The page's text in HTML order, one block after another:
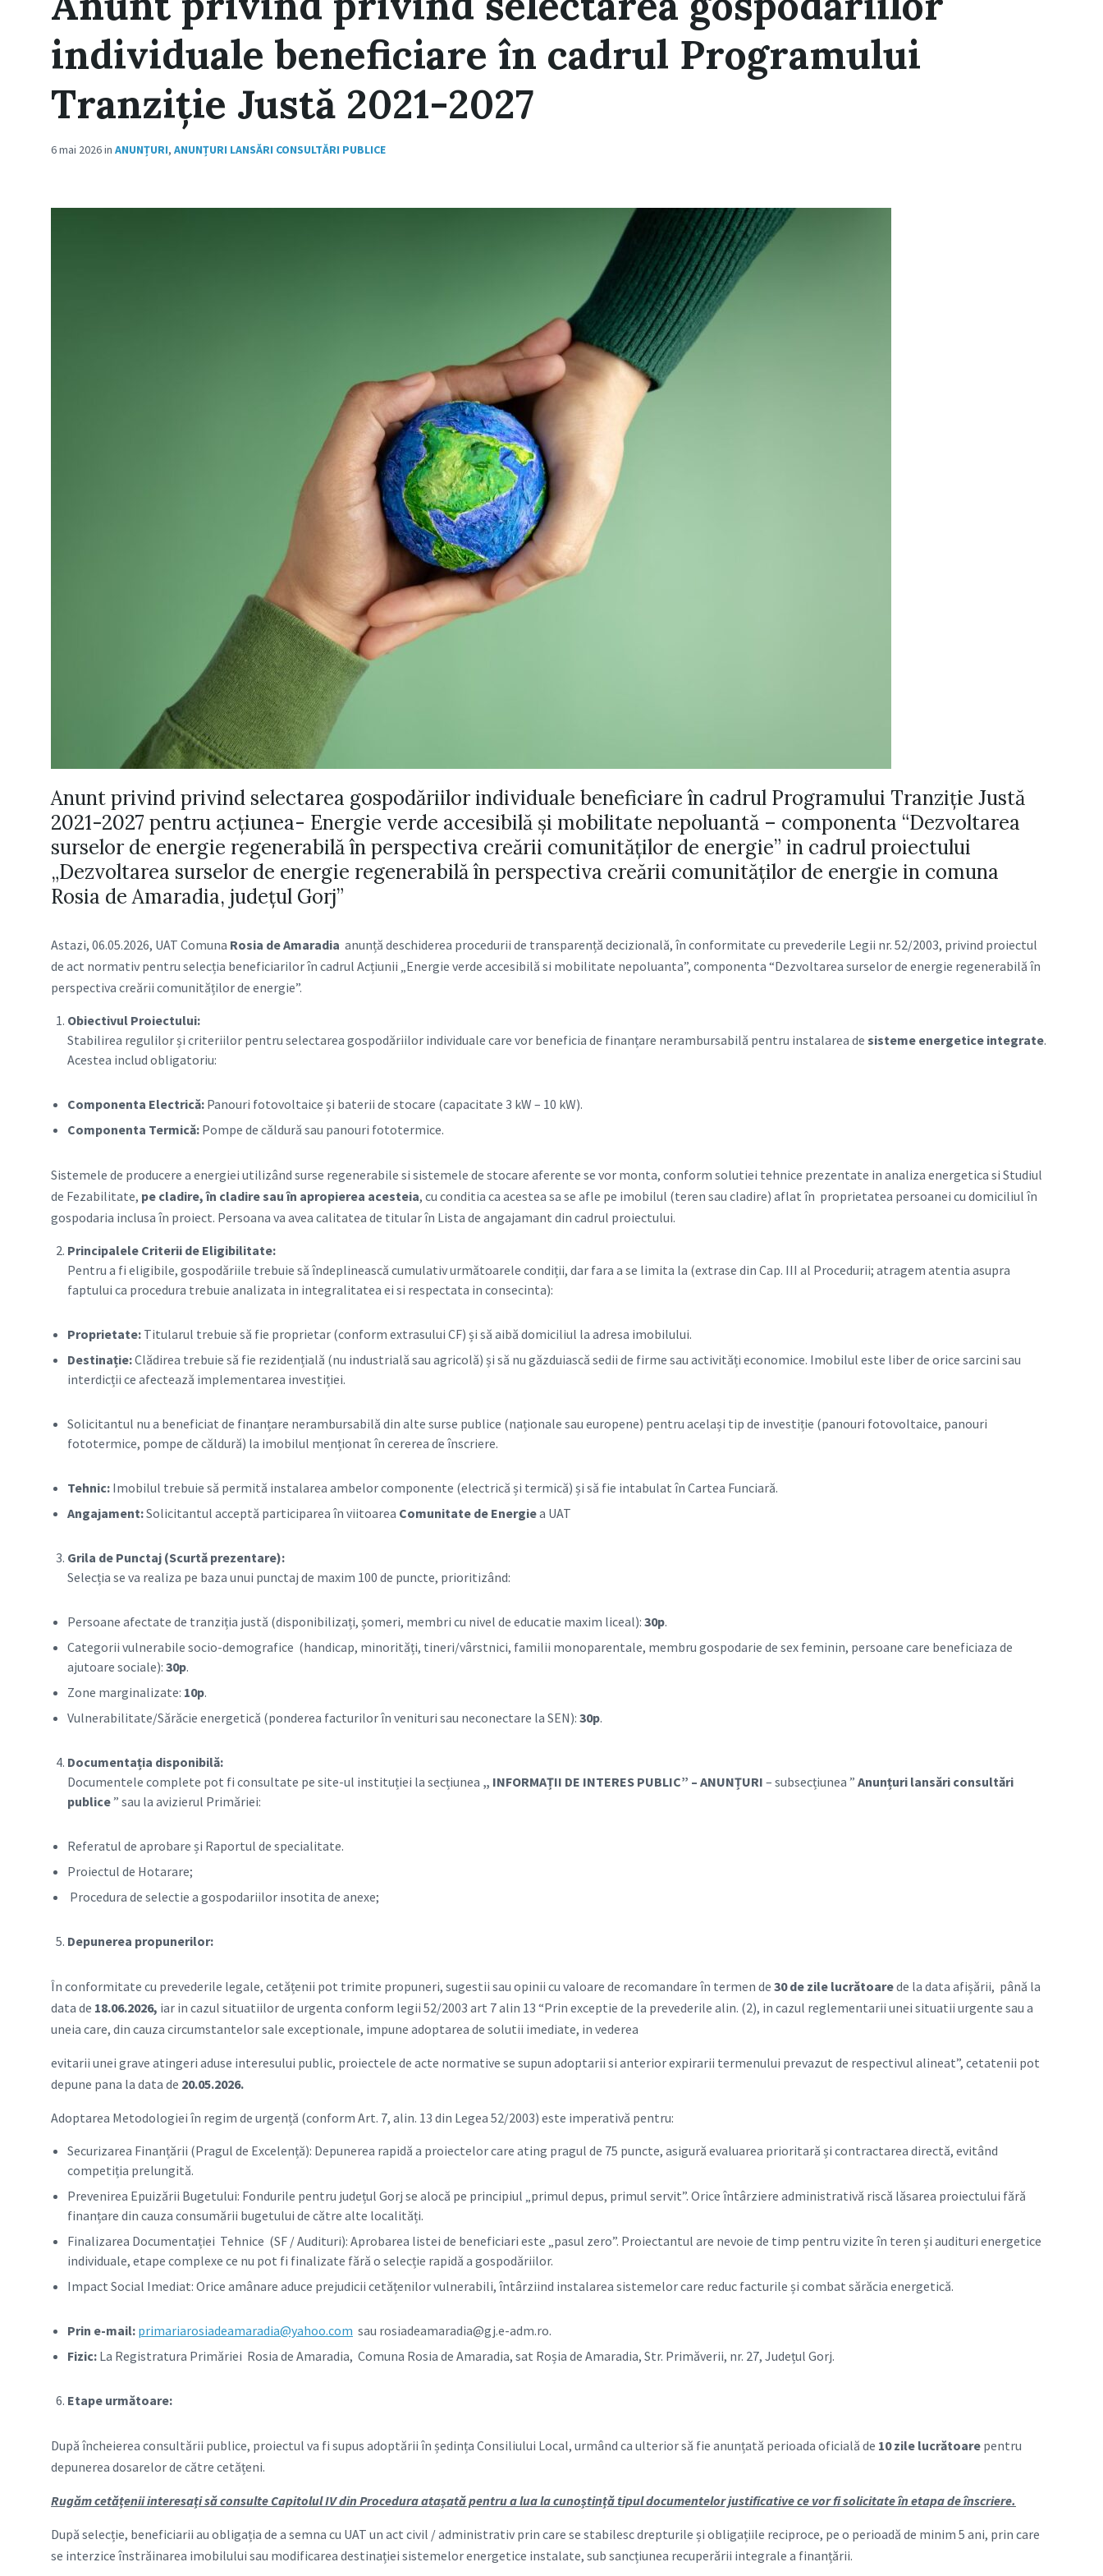
individuale beneficiare în cadrul Programului
Tranziție Justă 2021-2027
6 mai 2026in ANUNȚURI, ANUNȚURI LANSĂRI CONSULTĂRI PUBLICE
Anunt privind privind selectarea gospodăriilor individuale beneficiare în cadrul Programului Tranziție Justă
2021-2027 pentru acțiunea- Energie verde accesibilă și mobilitate nepoluantă – componenta “Dezvoltarea
surselor de energie regenerabilă în perspectiva creării comunităților de energie” in cadrul proiectului
„Dezvoltarea surselor de energie regenerabilă în perspectiva creării comunităților de energie in comuna
Rosia de Amaradia, județul Gorj”
Astazi, 06.05.2026, UAT Comuna Rosia de Amaradia anunță deschiderea procedurii de transparență decizională, în conformitate cu prevederile Legii nr. 52/2003, privind proiectul
de act normativ pentru selecția beneficiarilor în cadrul Acțiunii „Energie verde accesibilă si mobilitate nepoluanta”, componenta “Dezvoltarea surselor de energie regenerabilă în
perspectiva creării comunităților de energie”.
Obiectivul Proiectului:
Stabilirea regulilor și criteriilor pentru selectarea gospodăriilor individuale care vor beneficia de finanțare nerambursabilă pentru instalarea de sisteme energetice integrate.
Acestea includ obligatoriu:
Componenta Electrică: Panouri fotovoltaice și baterii de stocare (capacitate 3 kW – 10 kW).
Componenta Termică: Pompe de căldură sau panouri fototermice.
Sistemele de producere a energiei utilizând surse regenerabile si sistemele de stocare aferente se vor monta, conform solutiei tehnice prezentate in analiza energetica si Studiul
de Fezabilitate, pe cladire, în cladire sau în apropierea acesteia, cu conditia ca acestea sa se afle pe imobilul (teren sau cladire) aflat în proprietatea persoanei cu domiciliul în
gospodaria inclusa în proiect. Persoana va avea calitatea de titular în Lista de angajamant din cadrul proiectului.
Principalele Criterii de Eligibilitate:
Pentru a fi eligibile, gospodăriile trebuie să îndeplinească cumulativ următoarele condiții, dar fara a se limita la (extrase din Cap. III al Procedurii; atragem atentia asupra
faptului ca procedura trebuie analizata in integralitatea ei si respectata in consecinta):
Proprietate: Titularul trebuie să fie proprietar (conform extrasului CF) și să aibă domiciliul la adresa imobilului.
Destinație:Clădirea trebuie să fie rezidențială (nu industrială sau agricolă) și să nu găzduiască sedii de firme sau activități economice. Imobilul este liber de orice sarcini sau
interdicții ce afectează implementarea investiției.
Solicitantul nu a beneficiat de finanțare nerambursabilă din alte surse publice (naționale sau europene) pentru același tip de investiție (panouri fotovoltaice, panouri
fototermice, pompe de căldură) la imobilul menționat în cererea de înscriere.
Tehnic: Imobilul trebuie să permită instalarea ambelor componente (electrică și termică) și să fie intabulat în Cartea Funciară.
Angajament:Solicitantul acceptă participarea în viitoarea Comunitate de Energiea UAT
Grila de Punctaj (Scurtă prezentare):
Selecția se va realiza pe baza unui punctaj de maxim 100 de puncte, prioritizând:
Persoane afectate de tranziția justă (disponibilizați, șomeri, membri cu nivel de educatie maxim liceal): 30p.
Categorii vulnerabile socio-demografice (handicap, minorități, tineri/vârstnici, familii monoparentale, membru gospodarie de sex feminin, persoane care beneficiaza de
ajutoare sociale): 30p.
Zone marginalizate: 10p.
Vulnerabilitate/Sărăcie energetică (ponderea facturilor în venituri sau neconectare la SEN): 30p.
Documentația disponibilă:
Documentele complete pot fi consultate pe site-ul instituției la secțiunea „ INFORMAȚII DE INTERES PUBLIC” – ANUNȚURI – subsecțiunea ” Anunțuri lansări consultări
publice” sau la avizierul Primăriei:
Referatul de aprobare și Raportul de specialitate.
Proiectul de Hotarare;
Procedura de selectie a gospodariilor insotita de anexe;
Depunerea propunerilor:
În conformitate cu prevederile legale, cetățenii pot trimite propuneri, sugestii sau opinii cu valoare de recomandare în termen de 30 de zile lucrătoarede la data afișării, până la
data de 18.06.2026, iar in cazul situatiilor de urgenta conform legii 52/2003 art 7 alin 13 “Prin exceptie de la prevederile alin. (2), in cazul reglementarii unei situatii urgente sau a
uneia care, din cauza circumstantelor sale exceptionale, impune adoptarea de solutii imediate, in vederea
evitarii unei grave atingeri aduse interesului public, proiectele de acte normative se supun adoptarii si anterior expirarii termenului prevazut de respectivul alineat”, cetatenii pot
depune pana la data de 20.05.2026.
Adoptarea Metodologiei în regim de urgență (conform Art. 7, alin. 13 din Legea 52/2003) este imperativă pentru:
Securizarea Finanțării (Pragul de Excelență): Depunerea rapidă a proiectelor care ating pragul de 75 puncte, asigură evaluarea prioritară și contractarea directă, evitând
competiția prelungită.
Prevenirea Epuizării Bugetului: Fondurile pentru județul Gorj se alocă pe principiul „primul depus, primul servit”. Orice întârziere administrativă riscă lăsarea proiectului fără
finanțare din cauza consumării bugetului de către alte localități.
Finalizarea Documentației Tehnice (SF / Audituri): Aprobarea listei de beneficiari este „pasul zero”. Proiectantul are nevoie de timp pentru vizite în teren și audituri energetice
individuale, etape complexe ce nu pot fi finalizate fără o selecție rapidă a gospodăriilor.
Impact Social Imediat: Orice amânare aduce prejudicii cetățenilor vulnerabili, întârziind instalarea sistemelor care reduc facturile și combat sărăcia energetică.
Prin e-mail: primariarosiadeamaradia@yahoo.com sau rosiadeamaradia@gj.e-adm.ro.
Fizic: La Registratura Primăriei Rosia de Amaradia, Comuna Rosia de Amaradia, sat Roșia de Amaradia, Str. Primăverii, nr. 27, Județul Gorj.
Etape următoare:
După încheierea consultării publice, proiectul va fi supus adoptării în ședința Consiliului Local, urmând ca ulterior să fie anunțată perioada oficială de 10 zile lucrătoare pentru
depunerea dosarelor de către cetățeni.
Rugăm cetățenii interesați să consulte Capitolul IV din Procedura atașată pentru a lua la cunoștință tipul documentelor justificative ce vor fi solicitate în etapa de înscriere.
După selecție, beneficiarii au obligația de a semna cu UAT un act civil / administrativ prin care se stabilesc drepturile și obligațiile reciproce, pe o perioadă de minim 5 ani, prin care
se interzice înstrăinarea imobilului sau modificarea destinației sistemelor energetice instalate, sub sancțiunea recuperării integrale a finanțării.